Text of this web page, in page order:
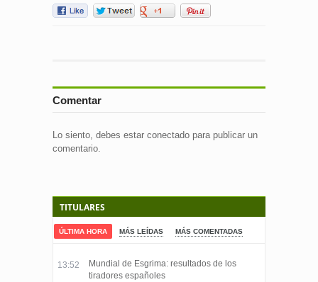
Comentar
Lo siento, debes estar conectado para publicar un
comentario.
TITULARES
ÚLTIMA HORA MÁS LEÍDAS MÁS COMENTADAS
13:52
Mundial de Esgrima: resultados de los
tiradores españoles